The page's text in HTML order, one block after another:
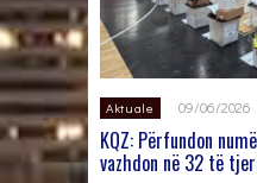
Aktuale 09/06/2026
KQZ: Përfundon
vazhdon në 32 të